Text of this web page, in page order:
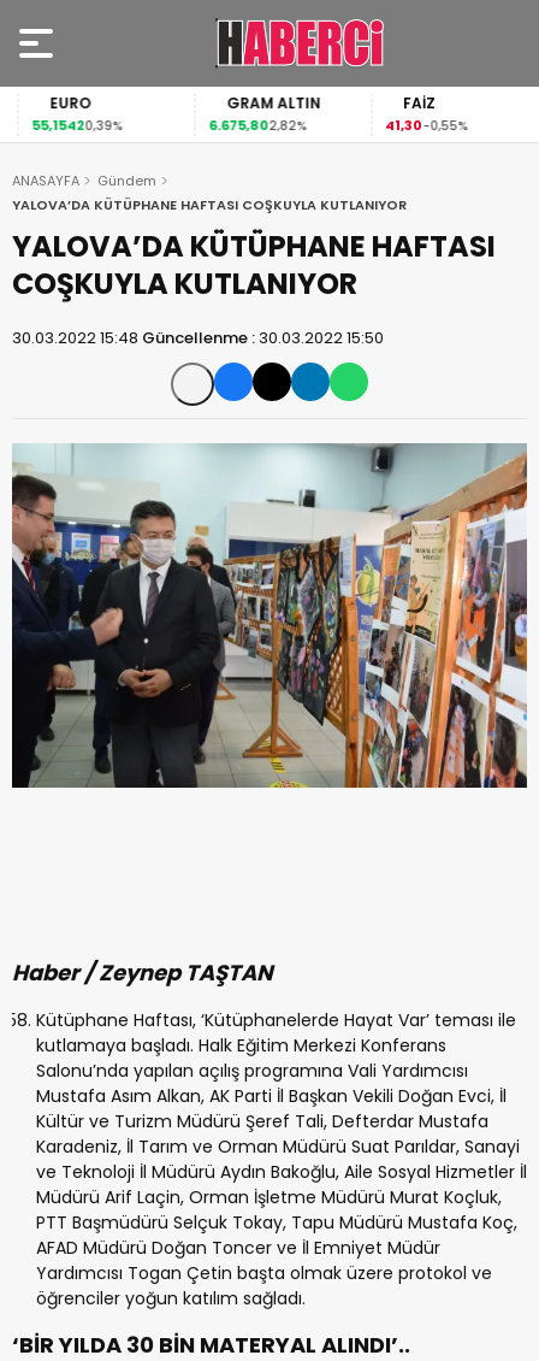
EURO
55,15420,39%
GRAM ALTIN
6.675,802,82%
FAİZ
41,30-0,55%
ANASAYFA
Gündem
YALOVA’DA KÜTÜPHANE HAFTASI COŞKUYLA KUTLANIYOR
YALOVA’DA KÜTÜPHANE HAFTASI
COŞKUYLA KUTLANIYOR
30.03.2022 15:48 Güncellenme :30.03.2022 15:50
Haber / Zeynep TAŞTAN
Kütüphane Haftası, ‘Kütüphanelerde Hayat Var’ teması ile
kutlamaya başladı. Halk Eğitim Merkezi Konferans
Salonu’nda yapılan açılış programına Vali Yardımcısı
Mustafa Asım Alkan, AK Parti İl Başkan Vekili Doğan Evci, İl
Kültür ve Turizm Müdürü Şeref Tali, Defterdar Mustafa
Karadeniz, İl Tarım ve Orman Müdürü Suat Parıldar, Sanayi
ve Teknoloji İl Müdürü Aydın Bakoğlu, Aile Sosyal Hizmetler İl
Müdürü Arif Laçin, Orman İşletme Müdürü Murat Koçluk,
PTT Başmüdürü Selçuk Tokay, Tapu Müdürü Mustafa Koç,
AFAD Müdürü Doğan Toncer ve İl Emniyet Müdür
Yardımcısı Togan Çetin başta olmak üzere protokol ve
öğrenciler yoğun katılım sağladı.
‘BİR YILDA 30 BİN MATERYAL ALINDI’..